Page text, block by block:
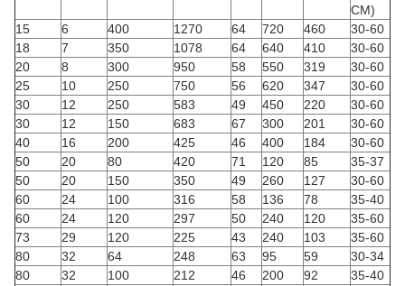
CM)
15
6 400 1270 64 720 460
30-60
18
7 350 1078 64 640 410
30-60
20
8 300 950 58 550 319
30-60
25
10 250 750 56 620 347
30-60
30
12 250 583 49 450 220
30-60
30
12 150 683 67 300 201
30-60
40
16 200 425 46 400 184
30-60
50
20 80 420 71 120 85
35-37
50
20 150 350 49 260 127
30-60
60
24 100 316 58 136 78
35-40
60
24 120 297 50 240 120
35-60
73
29 120 225 43 240 103
35-60
80
32 64 248 63 95 59
30-34
80
32 100 212 46 200 92
35-40